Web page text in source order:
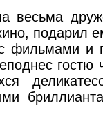
весьма
подарил
фильмами и
гостю